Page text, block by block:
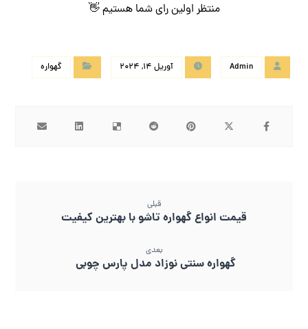
منتظر اولین رای شما هستیم 👋
Admin آوریل 14, 2024 گهواره
قبلی
قیمت انواع گهواره تاشو با بهترین کیفیت
بعدی
گهواره سنتی نوزاد مدل پارس چوبی